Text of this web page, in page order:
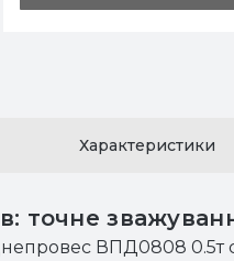
Характеристики
точне
ВПД0808 0.5т